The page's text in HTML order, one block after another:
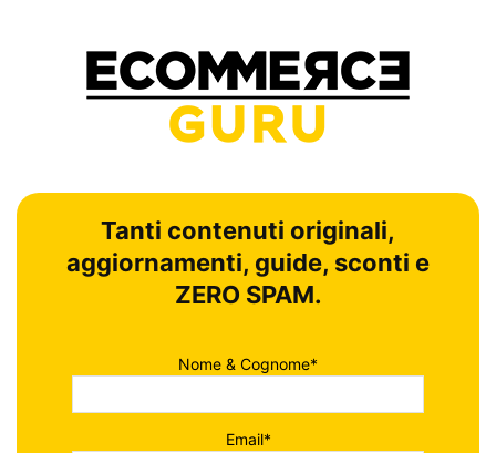
Tanti contenuti originali,
aggiornamenti, guide, sconti e
ZERO SPAM.
Nome & Cognome*
Email*